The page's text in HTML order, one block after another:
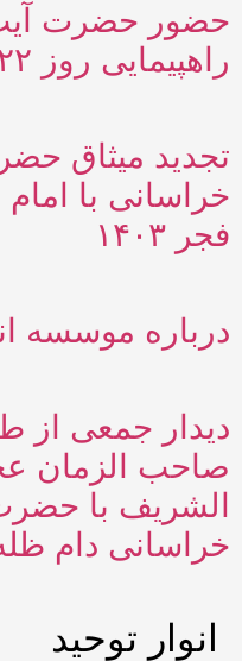
حضور حضرت آیت
راهپیمایی روز ۲۲ بهمن ۱۴۰۳
تجدید میثاق
خراسانی با
فجر ۱۴۰۳
درباره موسسه
دیدار جمعی از
صاحب الزمان
الشریف با
خراسانی دام
انوار توحید